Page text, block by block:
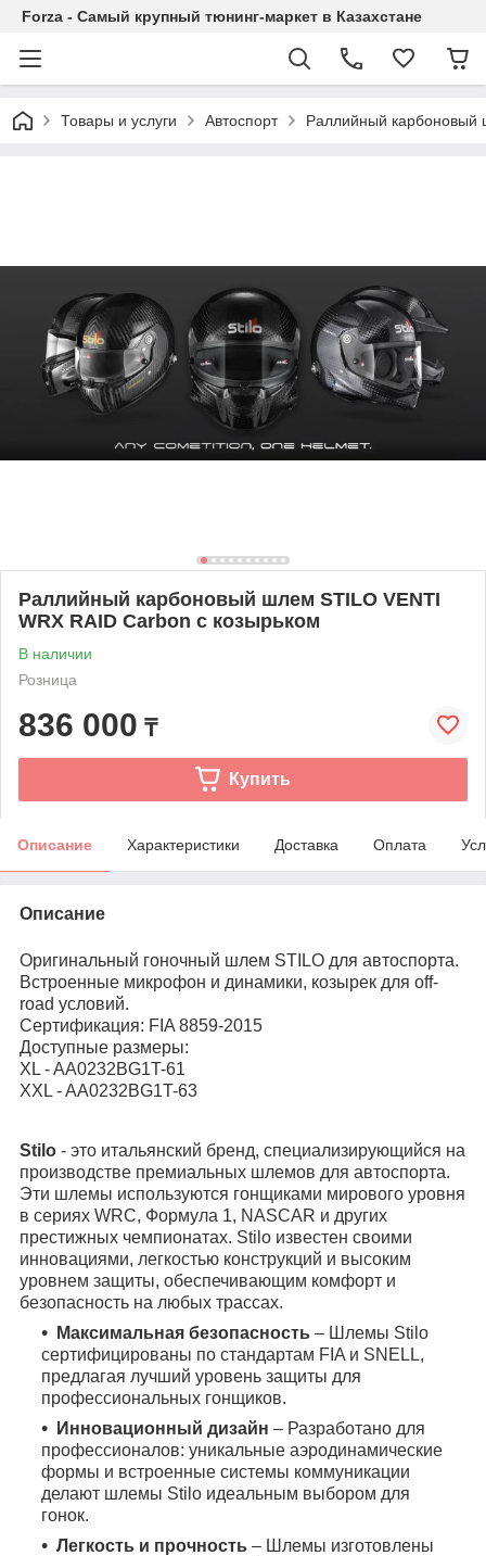
Forza - Самый крупный тюнинг-маркет в Казахстане
Товары и услуги Автоспорт Раллийный карбоновый
Раллийный карбоновый шлем STILO VENTI
WRX RAID Carbon с козырьком
В наличии
Розница
836 000 ₸
Купить
Описание Характеристики Доставка Оплата
Описание
Оригинальный гоночный шлем STILO для автоспорта.
Встроенные микрофон и динамики, козырек для off-
road условий.
Сертификация: FIA 8859-2015
Доступные размеры:
XL - AA0232BG1T-61
XXL - AA0232BG1T-63
Stilo - это итальянский бренд, специализирующийся на
производстве премиальных шлемов для автоспорта.
Эти шлемы используются гонщиками мирового уровня
в сериях WRC, Формула 1, NASCAR и других
престижных чемпионатах. Stilo известен своими
инновациями, легкостью конструкций и высоким
уровнем защиты, обеспечивающим комфорт и
безопасность на любых трассах.
Максимальная безопасность – Шлемы Stilo
сертифицированы по стандартам FIA и SNELL,
предлагая лучший уровень защиты для
профессиональных гонщиков.
Инновационный дизайн – Разработано для
профессионалов: уникальные аэродинамические
формы и встроенные системы коммуникации
делают шлемы Stilo идеальным выбором для
гонок.
Легкость и прочность – Шлемы изготовлены